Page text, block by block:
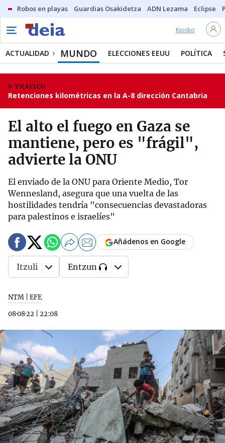
Robos en playas Guardias Osakidetza ADN Lezama Eclipse
Kiosko
ACTUALIDAD MUNDO ELECCIONES EEUU POLÍTICA
TRÁFICO
Retenciones kilométricas en la A-8 dirección Cantabria
El alto el fuego en Gaza se
mantiene, pero es "frágil",
advierte la ONU
El enviado de la ONU para Oriente Medio, Tor
Wennesland, asegura que una vuelta de las
hostilidades tendría "consecuencias devastadoras
para palestinos e israelíes"
NTM | EFE
08·08·22
22:08
Añádenos en Google
Itzuli Entzun